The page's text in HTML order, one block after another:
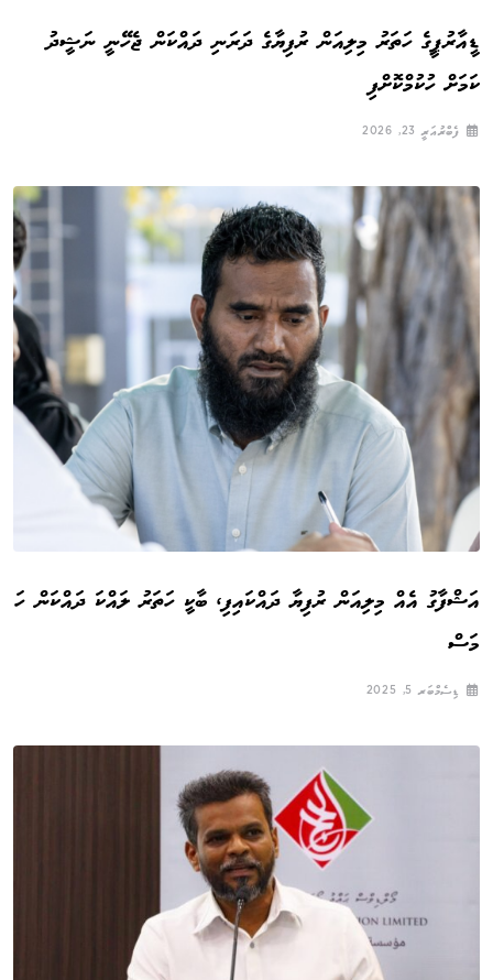
ޑީއާރުޕީގެ ހަތަރު މިލިއަން ރުފިޔާގެ ދަރަނި ދައްކަން ޖެހޭނީ ނަޝީދު
ކަމަށް ހުކުމްކޮށްފި
ފެބްރުއަރީ 23, 2026
އަޝްފާގު އެއް މިލިއަން ރުފިޔާ ދައްކައިފި، ބާކީ ހަތަރު ލައްކަ ދައްކަން ހަ
މަސް
ޑިސެމްބަރ 5, 2025